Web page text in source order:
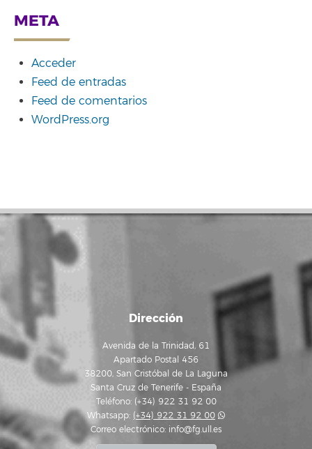
META
Acceder
Feed de entradas
Feed de comentarios
WordPress.org
Dirección
Avenida de la Trinidad, 61
Apartado Postal 456
38200, San Cristóbal de La Laguna
Santa Cruz de Tenerife - España
Teléfono: (+34) 922 31 92 00
Whatsapp: (+34) 922 31 92 00
Correo electrónico: info@fg.ull.es